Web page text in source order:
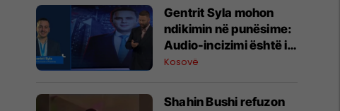
Gentrit Syla mohon
ndikimin në punësime:
Audio-incizimi është i
manipuluar dhe
Kosovë
Shahin Bushi refuzon